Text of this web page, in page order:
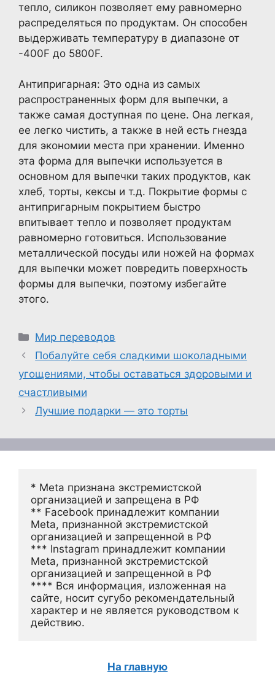
тепло, силикон позволяет ему равномерно
распределяться по продуктам. Он способен
выдерживать температуру в диапазоне от
-400F до 5800F.
Антипригарная: Это одна из самых
распространенных форм для выпечки, а
также самая доступная по цене. Она легкая,
ее легко чистить, а также в ней есть гнезда
для экономии места при хранении. Именно
эта форма для выпечки используется в
основном для выпечки таких продуктов, как
хлеб, торты, кексы и т.д. Покрытие формы с
антипригарным покрытием быстро
впитывает тепло и позволяет продуктам
равномерно готовиться. Использование
металлической посуды или ножей на формах
для выпечки может повредить поверхность
формы для выпечки, поэтому избегайте
этого.
Рубрики
Мир переводов
Побалуйте себя сладкими шоколадными
угощениями, чтобы оставаться здоровыми и
счастливыми
Лучшие подарки — это торты
* Meta признана экстремистской
организацией и запрещена в РФ
** Facebook принадлежит компании
Meta, признанной экстремистской
организацией и запрещенной в РФ
*** Instagram принадлежит компании
Meta, признанной экстремистской
организацией и запрещенной в РФ
**** Вся информация, изложенная на
сайте, носит сугубо рекомендательный
характер и не является руководством к
действию.
На главную